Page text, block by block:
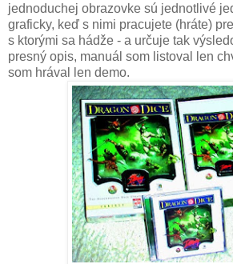
jednoduchej obrazovke sú jednotlivé
graficky, keď s nimi pracujete (hráte)
s ktorými sa hádže - a určuje tak
presný opis, manuál som listoval len
som hrával len demo.